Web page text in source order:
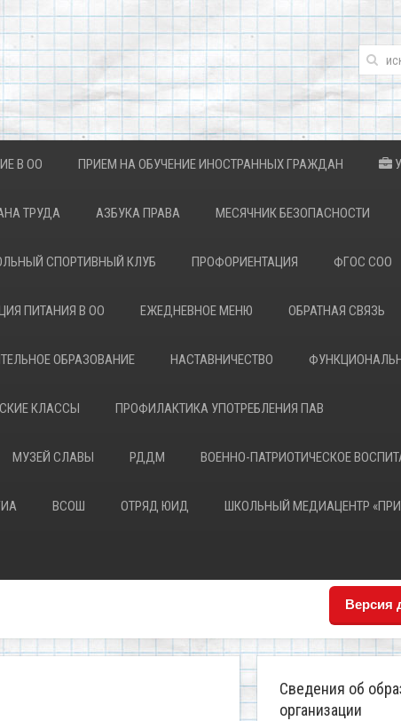
В ОО ПРИЕМ НА ОБУЧЕНИЕ ИНОСТРАННЫХ ГРАЖДАН
ТРУДА АЗБУКА ПРАВА МЕСЯЧНИК БЕЗОПАСНОСТИ
СПОРТИВНЫЙ КЛУБ ПРОФОРИЕНТАЦИЯ ФГОС СОО
ПИТАНИЯ В ОО ЕЖЕДНЕВНОЕ МЕНЮ ОБРАТНАЯ СВЯЗЬ
ОБРАЗОВАНИЕ НАСТАВНИЧЕСТВО
КЛАССЫ ПРОФИЛАКТИКА УПОТРЕБЛЕНИЯ ПАВ
МУЗЕЙ СЛАВЫ РДДМ ВОЕННО-ПАТРИОТИЧЕСКОЕ
ВСОШ ОТРЯД ЮИД ШКОЛЬНЫЙ МЕДИАЦЕНТР
Версия
Сведения об
организации